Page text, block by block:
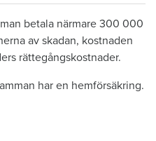
betala närmare 300 000
av skadan, kostnaden
rättegångskostnader.
har en hemförsäkring.